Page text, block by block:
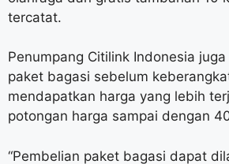
tercatat.
Penumpang Citilink Indonesia
paket bagasi sebelum
mendapatkan harga yang lebih
potongan harga sampai dengan
“Pembelian paket bagasi dapat